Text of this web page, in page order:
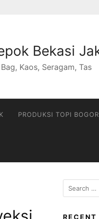
Bekasi
Kaos, Seragam, Tas
PRODUKSI TOPI BOGOR
e
r
RECENT